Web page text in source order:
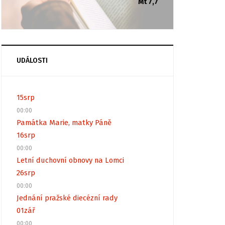
Mt 7,7
UDÁLOSTI
15srp
00:00
Památka Marie, matky Páně
16srp
00:00
Letní duchovní obnovy na Lomci
26srp
00:00
Jednání pražské diecézní rady
01zář
00:00